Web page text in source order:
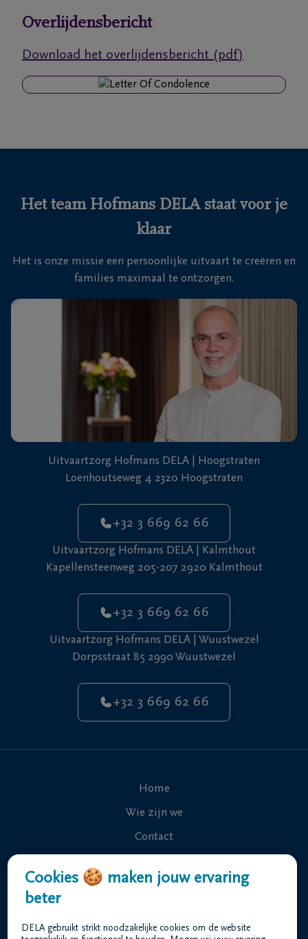
24u/24
Overlijdensbericht
Download het overlijdensbericht (pdf)
Het team Hofmans DELA staat voor je
klaar
Het is onze missie een persoonlijke uitvaart te creëren en
families maximaal te ontzorgen.
Uitvaartzorg Hofmans DELA | Hoogstraten
Loenhoutseweg 4 2320 Hoogstraten
+32 3 669 62 66
Uitvaartzorg Hofmans DELA | Kalmthout
Kapellensteenweg 205-207 2920 Kalmthout
+32 3 669 62 66
Uitvaartzorg Hofmans DELA | Wuustwezel
Dorpsstraat 85 2990 Wuustwezel
+32 3 669 62 66
Home
Wie zijn we
Contact
Overlijdensberichten
Veelgestelde vragen
Cookies 🍪 maken jouw ervaring
beter
DELA gebruikt strikt noodzakelijke cookies om de website